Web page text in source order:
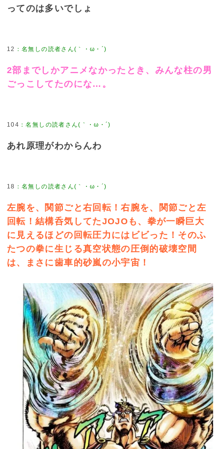
ってのは多いでしょ
12
2部までしかアニメなかったとき、みんな柱の男
ごっこしてたのにな…。
104
あれ原理がわからんわ
18
左腕を、関節ごと右回転！右腕を、関節ごと左
回転！結構呑気してたJOJOも、拳が一瞬巨大
に見えるほどの回転圧力にはビビった！そのふ
たつの拳に生じる真空状態の圧倒的破壊空間
は、まさに歯車的砂嵐の小宇宙！